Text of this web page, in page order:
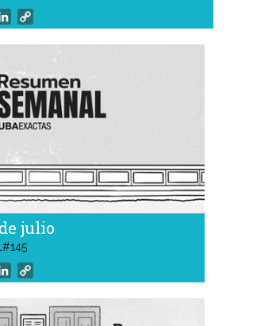
nuevas aulas informáticas equipadas
La iniciativa forma parte de un
digital. Fue llevada a cabo de
y Técnica.
LinkedIn
Link
julio
LinkedIn
Link